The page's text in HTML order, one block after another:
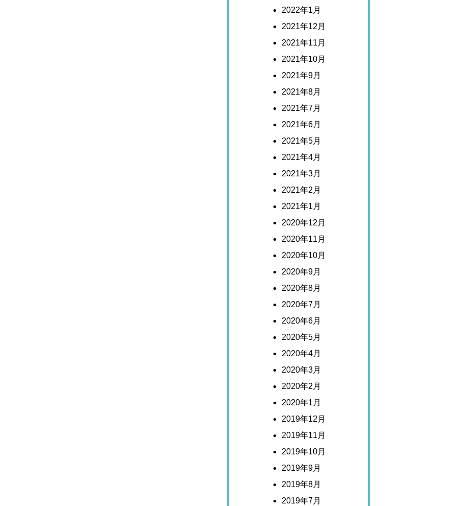
2022年1月
2021年12月
2021年11月
2021年10月
2021年9月
2021年8月
2021年7月
2021年6月
2021年5月
2021年4月
2021年3月
2021年2月
2021年1月
2020年12月
2020年11月
2020年10月
2020年9月
2020年8月
2020年7月
2020年6月
2020年5月
2020年4月
2020年3月
2020年2月
2020年1月
2019年12月
2019年11月
2019年10月
2019年9月
2019年8月
2019年7月